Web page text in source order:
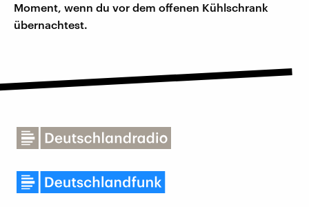
Moment, wenn du vor dem offenen Kühlschrank
übernachtest.